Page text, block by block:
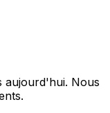
aujourd'hui. Nous